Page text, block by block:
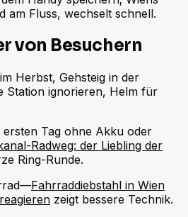
am Fluss, wechselt schnell.
von Besuchern
Herbst, Gehsteig in der
Station ignorieren, Helm für
Tag ohne Akku oder
Radweg: der Liebling der
Ring-Runde.
Fahrraddiebstahl in Wien
zeigt bessere Technik.